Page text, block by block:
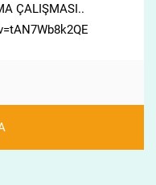
ÇALIŞMASI..